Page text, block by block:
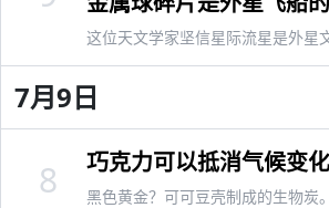
这位天文学家坚信星际流星是外星
7月9日
巧克力可以抵消气候变化
黑色黄金？可可豆壳制成的生物炭。
8